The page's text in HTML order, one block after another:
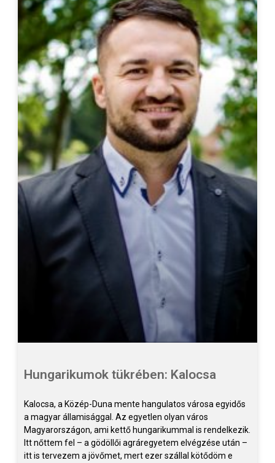
Hungarikumok tükrében: Kalocsa
Kalocsa, a Közép-Duna mente hangulatos városa egyidős
a magyar államisággal. Az egyetlen olyan város
Magyarországon, ami kettő hungarikummal is rendelkezik.
Itt nőttem fel – a gödöllői agráregyetem elvégzése után –
itt is tervezem a jövőmet, mert ezer szállal kötődöm e